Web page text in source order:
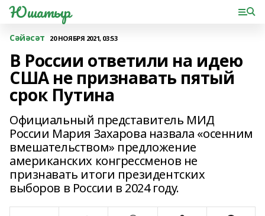
Юшатыр
Сәйәсәт 20 НОЯБРЯ 2021, 03:53
В России ответили на идею
США не признавать пятый
срок Путина
Официальный представитель МИД
России Мария Захарова назвала «осенним
вмешательством» предложение
американских конгрессменов не
признавать итоги президентских
выборов в России в 2024 году.